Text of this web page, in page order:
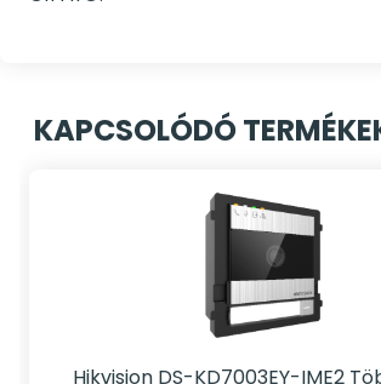
KAPCSOLÓDÓ
Hikvision DS-KD7003EY-IME2